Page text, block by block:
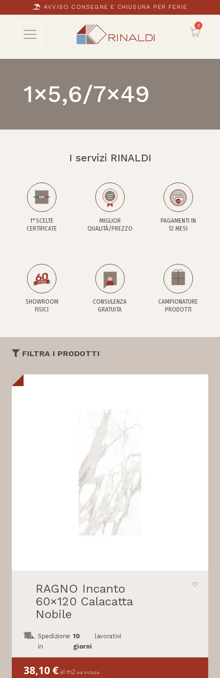
1×5,6/7×49
I servizi RINALDI
1°SCELTE
CERTIFICATE
MIGLIOR
QUALITÀ/PREZZO
PAGAMENTI IN
12 MESI
SHOWROOM
FISICI
CONSULENZA
GRATUITA
CAMPIONATURE
PRODOTTI
FILTRA I PRODOTTI
RAGNO Incanto
60×120 Calacatta
Nobile
Spedizione
in
10
giorni
lavorativi
38,10€al m2 iva inclusa
AVVISO CONSEGNE E CHIUSURA PER FERIE